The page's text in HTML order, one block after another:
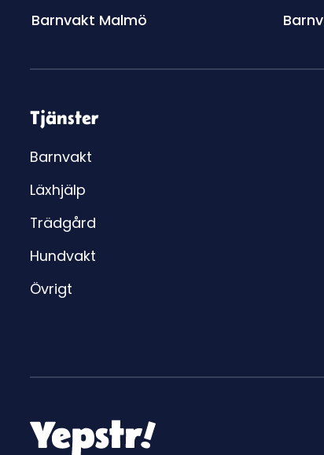
Barnvakt Malmö
Tjänster
Barnvakt
Läxhjälp
Trädgård
Hundvakt
Övrigt